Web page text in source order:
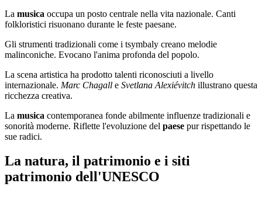
La musica occupa un posto centrale nella vita nazionale. Canti
folkloristici risuonano durante le feste paesane.
Gli strumenti tradizionali come i tsymbaly creano melodie
malinconiche. Evocano l'anima profonda del popolo.
La scena artistica ha prodotto talenti riconosciuti a livello
internazionale. Marc Chagall e Svetlana Alexiévitch illustrano questa
ricchezza creativa.
La musica contemporanea fonde abilmente influenze tradizionali e
sonorità moderne. Riflette l'evoluzione del paese pur rispettando le
sue radici.
La natura, il patrimonio e i siti
patrimonio dell'UNESCO